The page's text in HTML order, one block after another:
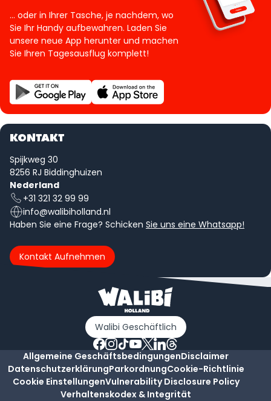
... oder in Ihrer Tasche, je nachdem, wo
Sie Ihr Handy aufbewahren. Laden Sie
unsere neue App herunter und machen
Sie Ihren Tagesausflug komplett!
KONTAKT
Spijkweg 30
8256 RJ Biddinghuizen
Nederland
+31 321 32 99 99
info@walibiholland.nl
Haben Sie eine Frage? Schicken Sie uns eine Whatsapp!
Kontakt Aufnehmen
Walibi Geschäftlich
Allgemeine GeschäftsbedingungenDisclaimer
DatenschutzerklärungParkordnungCookie-Richtlinie
Cookie EinstellungenVulnerability Disclosure Policy
Verhaltenskodex & Integrität